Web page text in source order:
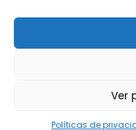
Ver
Políticas de